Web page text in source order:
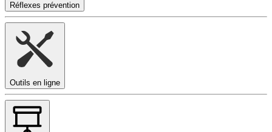
Réflexes prévention
Outils en ligne